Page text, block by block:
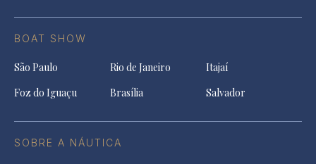
BOAT SHOW
São Paulo Rio de Janeiro
Itajaí
Foz do Iguaçu
Brasília Salvador
SOBRE A NÁUTICA